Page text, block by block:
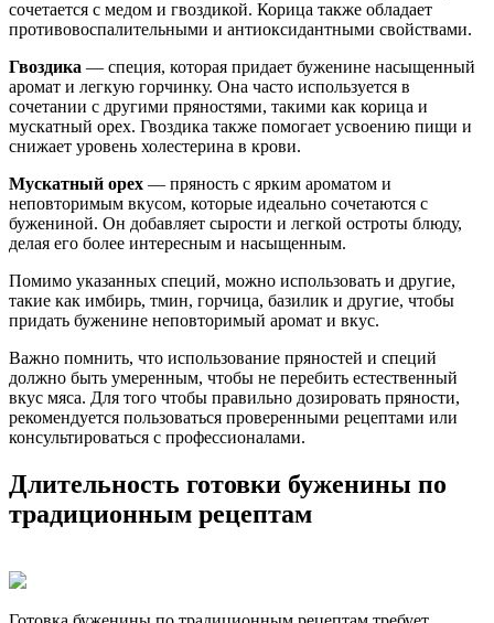
сочетается с медом и гвоздикой. Корица также обладает
противовоспалительными и антиоксидантными свойствами.
Гвоздика — специя, которая придает буженине насыщенный
аромат и легкую горчинку. Она часто используется в
сочетании с другими пряностями, такими как корица и
мускатный орех. Гвоздика также помогает усвоению пищи и
снижает уровень холестерина в крови.
Мускатный орех — пряность с ярким ароматом и
неповторимым вкусом, которые идеально сочетаются с
бужениной. Он добавляет сырости и легкой остроты блюду,
делая его более интересным и насыщенным.
Помимо указанных специй, можно использовать и другие,
такие как имбирь, тмин, горчица, базилик и другие, чтобы
придать буженине неповторимый аромат и вкус.
Важно помнить, что использование пряностей и специй
должно быть умеренным, чтобы не перебить естественный
вкус мяса. Для того чтобы правильно дозировать пряности,
рекомендуется пользоваться проверенными рецептами или
консультироваться с профессионалами.
Длительность готовки буженины по
традиционным рецептам